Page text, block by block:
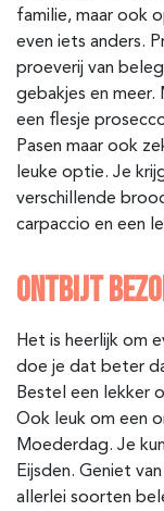
familie, maar ook
even iets anders.
proeverij van
gebakjes en
een flesje
Pasen maar ook
leuke optie. Je
verschillende
carpaccio en een
ONTBIJT
Het is heerlijk om
doe je dat beter
Bestel een lekker
Ook leuk om een
Moederdag. Je
Eijsden. Geniet
allerlei soorten